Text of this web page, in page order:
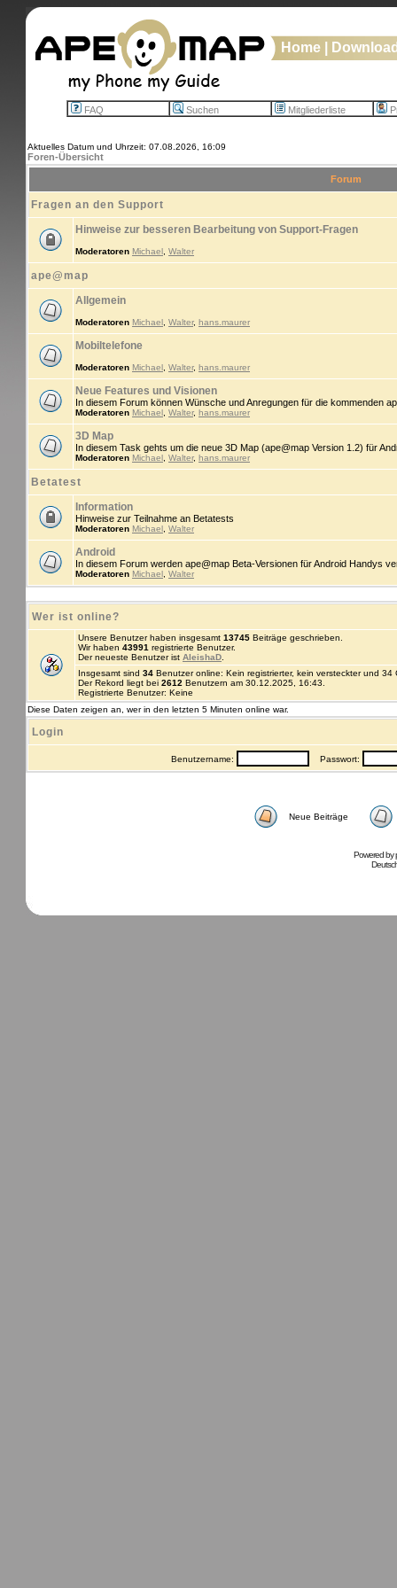
Home
FAQ Suchen Mitgliederliste
Aktuelles Datum und Uhrzeit: 07.08.2026, 16:09
Foren-Übersicht
Forum
Fragen an den Support
Hinweise zur besseren Bearbeitung von Support-Fragen
Moderatoren Michael Walter
ape@map
Allgemein
Moderatoren Michael Walter, hans.maurer
Mobiltelefone
Moderatoren Michael Walter, hans.maurer
Neue Features und Visionen
In diesem Forum können Wünsche und Anregungen für die kommenden
Moderatoren Michael Walter, hans.maurer
3D Map
In diesem Task gehts um die neue 3D Map (ape@map Version 1.2) für
Moderatoren Michael Walter, hans.maurer
Betatest
Information
Hinweise zur Teilnahme an Betatests
Moderatoren Michael Walter
Android
In diesem Forum werden ape@map Beta-Versionen für Android Handys
Moderatoren Michael Walter
Wer ist online?
Unsere Benutzer haben insgesamt 13745 Beiträge geschrieben.
Wir haben 43991 registrierte Benutzer.
Der neueste Benutzer ist AleishaD
Insgesamt sind 34 Benutzer online: Kein registrierter, kein versteckter und
Der Rekord liegt bei 2612 Benutzern am 30.12.2025, 16:43.
Registrierte Benutzer: Keine
Diese Daten zeigen an, wer in den letzten 5 Minuten online war.
Login
Benutzername: Passwort:
Neue Beiträge
Powered by